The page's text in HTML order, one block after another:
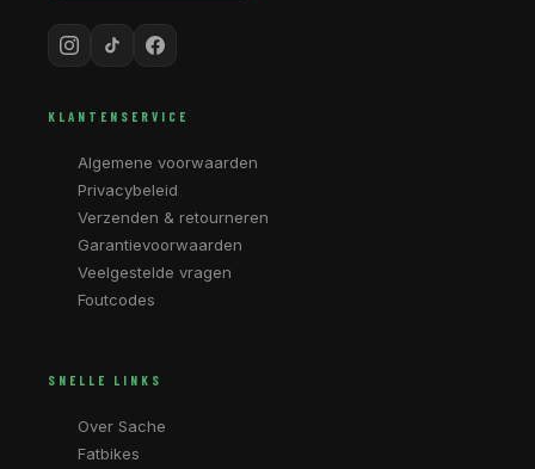
KLANTENSERVICE
Algemene voorwaarden
Privacybeleid
Verzenden & retourneren
Garantievoorwaarden
Veelgestelde vragen
Foutcodes
SNELLE LINKS
Over Sache
Fatbikes